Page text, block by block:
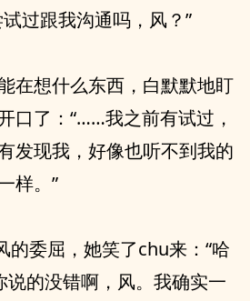
过跟我沟通吗，风？”
在想什么东西，白默默地盯
口了：“……我之前有试过，
发现我，好像也听不到我的
样。”
的委屈，她笑了chu来：“哈
的没错啊，风。我确实一